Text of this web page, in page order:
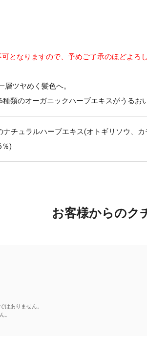
となりますので、予めご了承のほどよろ
ツヤめく髪色へ。
類のオーガニックハーブエキスがうるお
チュラルハーブエキス(オトギリソウ、
％)
お客様からのク
はありません。
。